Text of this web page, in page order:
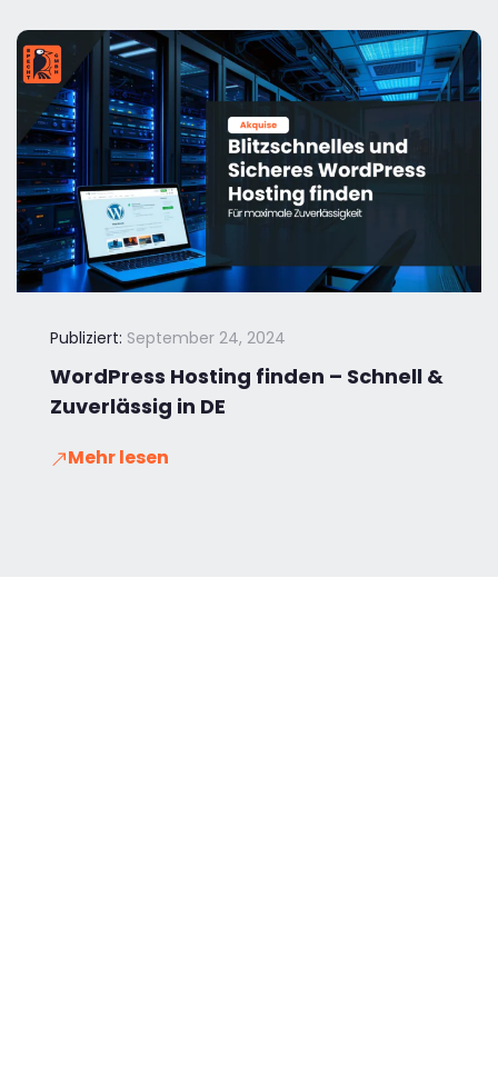
Publiziert: September 24, 2024
WordPress Hosting finden – Schnell &
Zuverlässig in DE
Mehr lesen